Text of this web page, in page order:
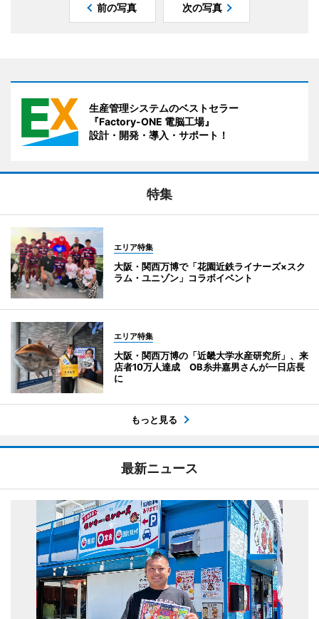
前の写真 次の写真
生産管理システムのベストセラー
『Factory-ONE 電脳工場』
設計・開発・導入・サポート！
特集
エリア特集
大阪・関西万博で「花園近鉄ライナーズ×スク
ラム・ユニゾン」コラボイベント
エリア特集
大阪・関西万博の「近畿大学水産研究所」、来
店者10万人達成 OB糸井嘉男さんが一日店長
に
もっと見る
最新ニュース